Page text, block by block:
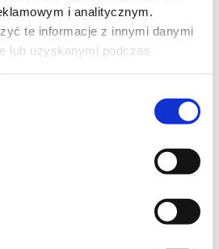
i analitycznym.
te informacje z innymi danymi
lub uzyskanymi podczas